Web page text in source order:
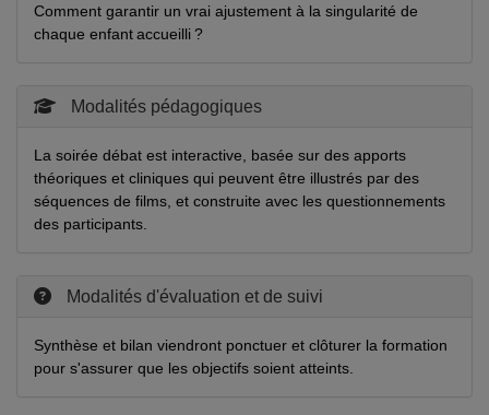
Comment garantir un vrai ajustement à la singularité de
chaque enfant accueilli ?
Modalités pédagogiques
La soirée débat est interactive, basée sur des apports
théoriques et cliniques qui peuvent être illustrés par des
séquences de films, et construite avec les questionnements
des participants.
Modalités d'évaluation et de suivi
Synthèse et bilan viendront ponctuer et clôturer la formation
pour s'assurer que les objectifs soient atteints.